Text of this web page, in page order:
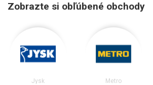
Zobrazte si obľúbené obchody
Jysk Metro